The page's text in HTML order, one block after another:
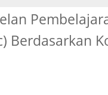
Berdasarkan